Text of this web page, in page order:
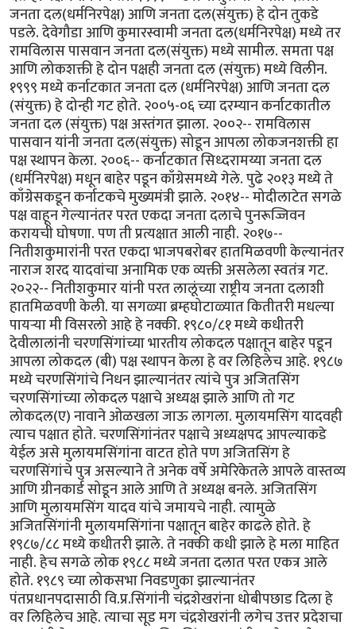
जनता दल(धर्मनिरपेक्ष) आणि जनता दल(संयुक्त) हे दोन तुकडे
पडले. देवेगौडा आणि कुमारस्वामी जनता दल(धर्मनिरपेक्ष) मध्ये तर
रामविलास पासवान जनता दल(संयुक्त) मध्ये सामील. समता पक्ष
आणि लोकशक्ती हे दोन पक्षही जनता दल (संयुक्त) मध्ये विलीन.
१९९९ मध्ये कर्नाटकात जनता दल (धर्मनिरपेक्ष) आणि जनता दल
(संयुक्त) हे दोन्ही गट होते. २००५-०६ च्या दरम्यान कर्नाटकातील
जनता दल (संयुक्त) पक्ष अस्तंगत झाला. २००२-- रामविलास
पासवान यांनी जनता दल(संयुक्त) सोडून आपला लोकजनशक्ती हा
पक्ष स्थापन केला. २००६-- कर्नाटकात सिध्दरामय्या जनता दल
(धर्मनिरपेक्ष) मधून बाहेर पडून काँग्रेसमध्ये गेले. पुढे २०१३ मध्ये ते
काँग्रेसकडून कर्नाटकचे मुख्यमंत्री झाले. २०१४-- मोदीलाटेत सगळे
पक्ष वाहून गेल्यानंतर परत एकदा जनता दलाचे पुनरूज्जिवन
करायची घोषणा. पण ती प्रत्यक्षात आली नाही. २०१७--
नितीशकुमारांनी परत एकदा भाजपबरोबर हातमिळवणी केल्यानंतर
नाराज शरद यादवांचा अनामिक एक व्यक्ती असलेला स्वतंत्र गट.
२०२२-- नितीशकुमार यांनी परत लालूंच्या राष्ट्रीय जनता दलाशी
हातमिळवणी केली. या सगळ्या ब्रम्हघोटाळ्यात कितीतरी मधल्या
पायऱ्या मी विसरलो आहे हे नक्की. १९८०/८१ मध्ये कधीतरी
देवीलालांनी चरणसिंगांच्या भारतीय लोकदल पक्षातून बाहेर पडून
आपला लोकदल (बी) पक्ष स्थापन केला हे वर लिहिलेच आहे. १९८७
मध्ये चरणसिंगांचे निधन झाल्यानंतर त्यांचे पुत्र अजितसिंग
चरणसिंगांच्या लोकदल पक्षाचे अध्यक्ष झाले आणि तो गट
लोकदल(ए) नावाने ओळखला जाऊ लागला. मुलायमसिंग यादवही
त्याच पक्षात होते. चरणसिंगांनंतर पक्षाचे अध्यक्षपद आपल्याकडे
येईल असे मुलायमसिंगांना वाटत होते पण अजितसिंग हे
चरणसिंगांचे पुत्र असल्याने ते अनेक वर्षे अमेरिकेतले आपले वास्तव्य
आणि ग्रीनकार्ड सोडून आले आणि ते अध्यक्ष बनले. अजितसिंग
आणि मुलायमसिंग यादव यांचे जमायचे नाही. त्यामुळे
अजितसिंगांनी मुलायमसिंगांना पक्षातून बाहेर काढले होते. हे
१९८७/८८ मध्ये कधीतरी झाले. ते नक्की कधी झाले हे मला माहित
नाही. हेच सगळे लोक १९८८ मध्ये जनता दलात परत एकत्र आले
होते. १९८९ च्या लोकसभा निवडणुका झाल्यानंतर
पंतप्रधानपदासाठी वि.प्र.सिंगांनी चंद्रशेखरांना धोबीपछाड दिला हे
वर लिहिलेच आहे. त्याचा सूड मग चंद्रशेखरांनी लगेच उत्तर प्रदेशचा